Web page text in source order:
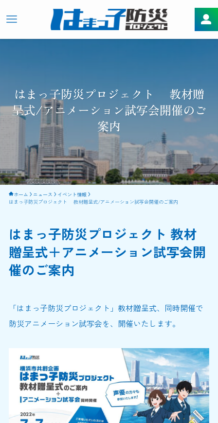
はまっ子防災プロジェクト 教材贈
呈式/アニメーション試写会開催のご
案内
ホーム ニュース
イベント情報
はまっ子防災プロジェクト 教材贈呈式/アニメーション試写会開催のご案内
はまっ子防災プロジェクト 教材
贈呈式＋アニメーション試写会開
催のご案内
「はまっ子防災プロジェクト」教材贈呈式、同時開催で
防災アニメーション試写会を、開催いたします。